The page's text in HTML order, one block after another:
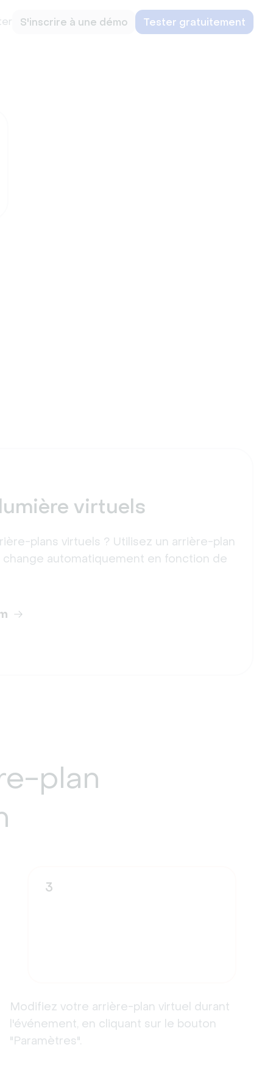
S'inscrire à une démo Tester gratuitement
virtuels
plans virtuels ? Utilisez un arrière-plan
automatiquement en fonction de
plan
3
Modifiez votre arrière-plan virtuel durant
l'événement, en cliquant sur le bouton
"Paramètres".